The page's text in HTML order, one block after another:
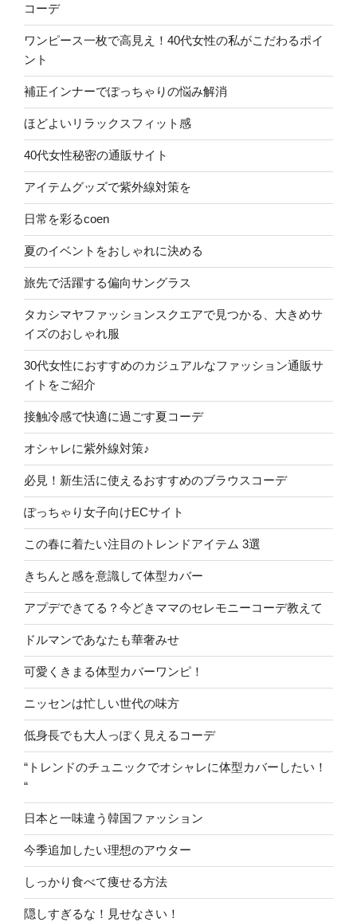
コーデ
ワンピース一枚で高見え！40代女性の私がこだわるポイ
ント
補正インナーでぽっちゃりの悩み解消
ほどよいリラックスフィット感
40代女性秘密の通販サイト
アイテムグッズで紫外線対策を
日常を彩るcoen
夏のイベントをおしゃれに決める
旅先で活躍する偏向サングラス
タカシマヤファッションスクエアで見つかる、大きめサ
イズのおしゃれ服
30代女性におすすめのカジュアルなファッション通販サ
イトをご紹介
接触冷感で快適に過ごす夏コーデ
オシャレに紫外線対策♪
必見！新生活に使えるおすすめのブラウスコーデ
ぽっちゃり女子向けECサイト
この春に着たい注目のトレンドアイテム 3選
きちんと感を意識して体型カバー
アプデできてる？今どきママのセレモニーコーデ教えて
ドルマンであなたも華奢みせ
可愛くきまる体型カバーワンピ！
ニッセンは忙しい世代の味方
低身長でも大人っぽく見えるコーデ
“トレンドのチュニックでオシャレに体型カバーしたい！
“
日本と一味違う韓国ファッション
今季追加したい理想のアウター
しっかり食べて痩せる方法
隠しすぎるな！見せなさい！